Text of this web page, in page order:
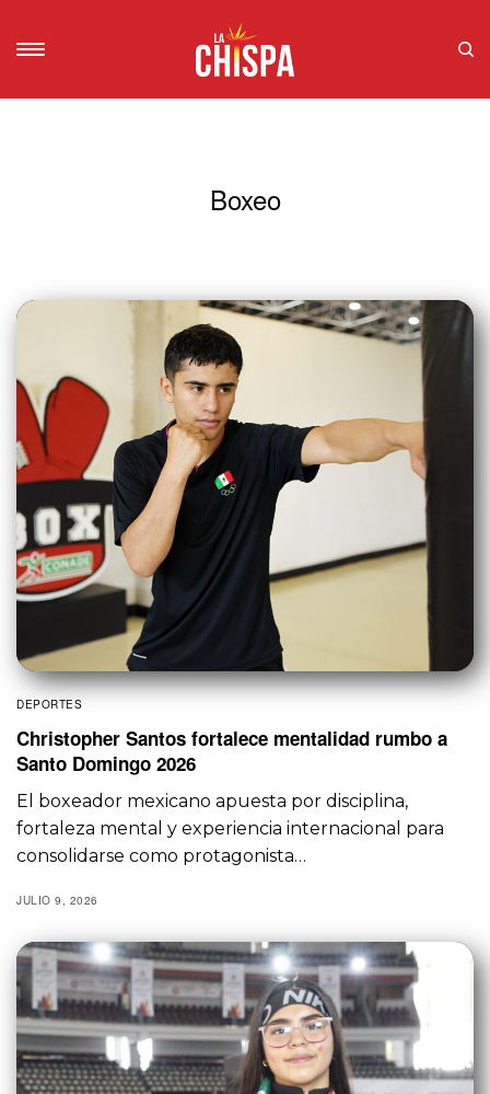
Boxeo
DEPORTES
Christopher Santos fortalece mentalidad rumbo a
Santo Domingo 2026
El boxeador mexicano apuesta por disciplina,
fortaleza mental y experiencia internacional para
consolidarse como protagonista…
JULIO 9, 2026